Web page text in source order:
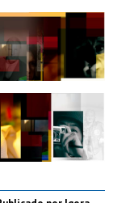
Zoom